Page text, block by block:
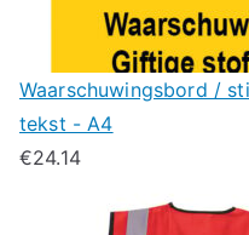
Waarschuwingsbord /
tekst - A4
€24.14